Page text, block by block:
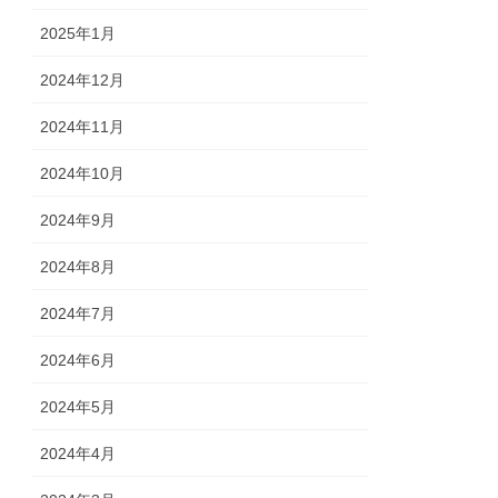
2025年1月
2024年12月
2024年11月
2024年10月
2024年9月
2024年8月
2024年7月
2024年6月
2024年5月
2024年4月